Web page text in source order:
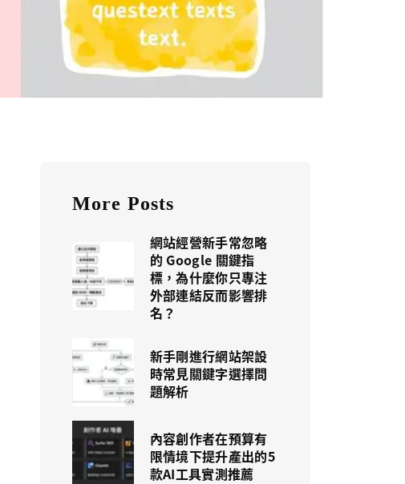
More Posts
網站經營新手常忽略
的 Google 關鍵指
標，為什麼你只專注
外部連結反而影響排
名？
新手剛進行網站架設
時常見關鍵字選擇問
題解析
內容創作者在預算有
限情境下提升產出的5
款AI工具實測推薦